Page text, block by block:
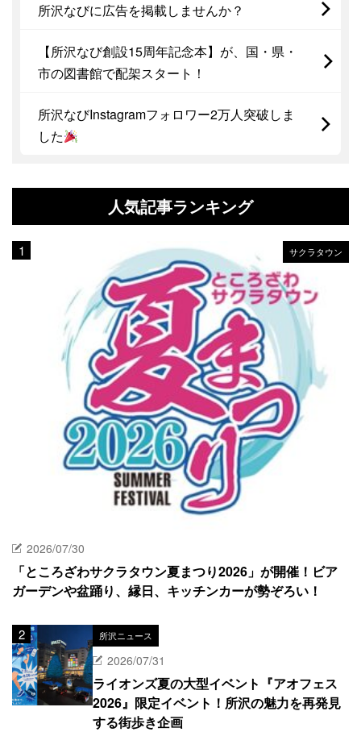
所沢なびに広告を掲載しませんか？
【所沢なび創設15周年記念本】が、国・県・
市の図書館で配架スタート！
所沢なびInstagramフォロワー2万人突破しま
した
人気記事ランキング
サクラタウン
2026/07/30
「ところざわサクラタウン夏まつり2026」が開催！ビア
ガーデンや盆踊り、縁日、キッチンカーが勢ぞろい！
所沢ニュース
2026/07/31
ライオンズ夏の大型イベント『アオフェス
2026』限定イベント！所沢の魅力を再発見
する街歩き企画